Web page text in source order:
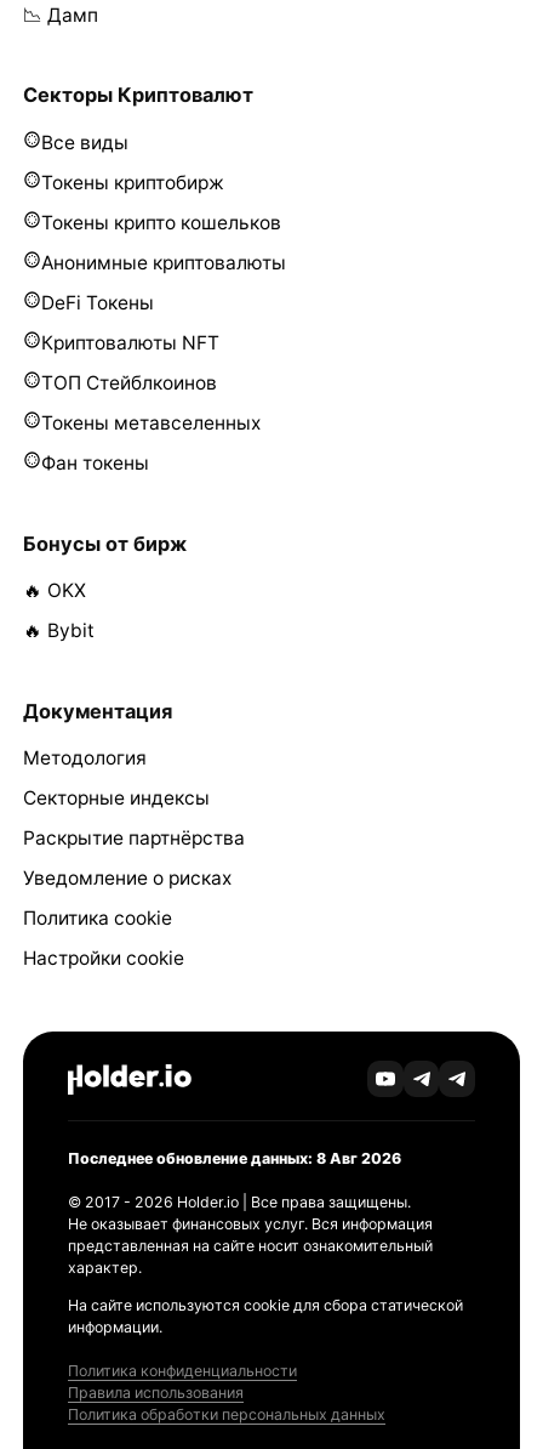
📉 Дамп
Секторы Криптовалют
Все виды
Токены криптобирж
Токены крипто кошельков
Анонимные криптовалюты
DeFi Токены
Криптовалюты NFT
ТОП Стейблкоинов
Токены метавселенных
Фан токены
Бонусы от бирж
🔥 OKX
🔥 Bybit
Документация
Методология
Секторные индексы
Раскрытие партнёрства
Уведомление о рисках
Политика cookie
Настройки cookie
Последнее обновление данных: 8 Авг 2026
© 2017 - 2026 Holder.io | Все права защищены.
Не оказывает финансовых услуг. Вся информация
представленная на сайте носит ознакомительный
характер.
На сайте используются cookie для сбора статической
информации.
Политика конфиденциальности
Правила использования
Политика обработки персональных данных